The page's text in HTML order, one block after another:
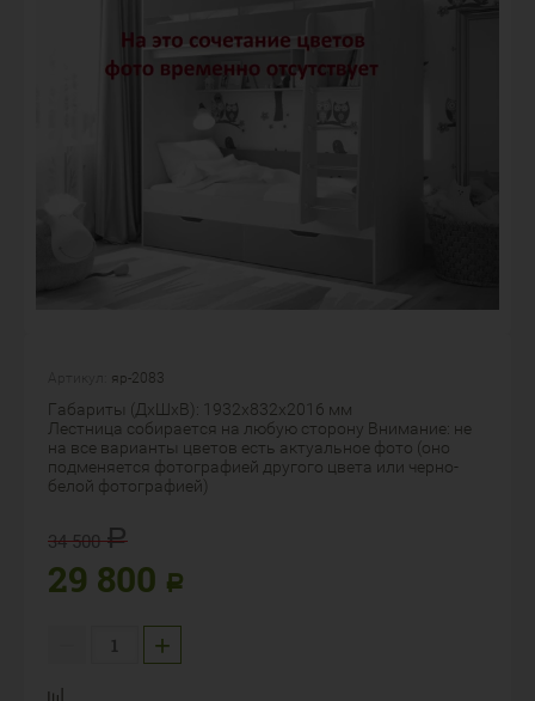
яр-2083
Габариты (ДхШхВ): 1932х832х2016 мм
Лестница собирается на любую сторону Внимание: не
на все варианты цветов есть актуальное фото (оно
подменяется фотографией другого цвета или черно-
белой фотографией)
34 500 Р
29 800 Р
+